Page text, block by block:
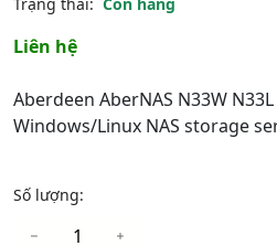
Liên hệ
Aberdeen AberNAS N33W
Windows/Linux NAS storage
Số lượng: